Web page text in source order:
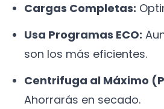
Cargas Completas:
Usa Programas ECO:
son los más eficientes.
Centrifuga al Máximo
Ahorrarás en secado.